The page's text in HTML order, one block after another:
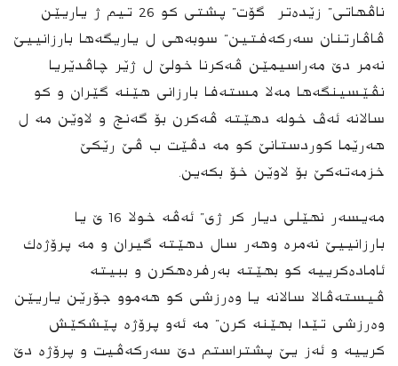
ناڤهاتی” زێده‌تر گۆت” پشتی كو 26 تیم ژ یاریێن
ڤاڤارتنان سەركەفتین” سوبەهی ل یاریگەها بارزانییێ
نەمر دێ مەراسیمێن ڤەكرنا خولێ ل ژێر چاڤدێریا
نڤێسینگەها مەلا مستەفا بارزانی هێنه‌ گێران و كو
سالانە ئەڤ خولە دهێتە ڤەكرن بۆ گەنج و لاوێن مە ل
هەرێما كوردستانێ كو مە دڤێت ب ڤێ رێكێ
خزمەتەكێ بۆ لاوێن خۆ بكەین.
مه‌یسه‌ر نهێلی دیار كر ژی” ئەڤە خولا 16 ێ یا
بارزانییێ نەمرە وهەر سال دهێته‌ گیران و مه‌ پرۆژه‌ك
ئامادەكرییە كو بهێتە بەرفرەهكرن و ببیتە
ڤیستەڤالا سالانە یا وەرزشی كو هەموو جۆرێن یاریێن
وەرزشی تێدا بهێنه‌ كرن” مە ئه‌و پرۆژە پێشكێش
كرییە و ئه‌ز یێ پشتراستم دێ سەركەڤیت و پرۆژە دێ